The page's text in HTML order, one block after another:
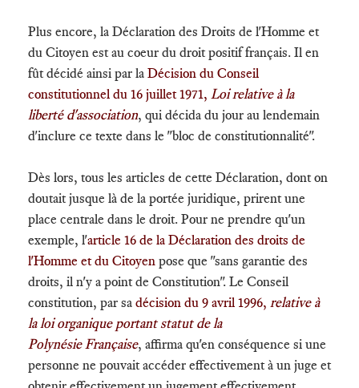
Plus encore, la Déclaration des Droits de l'Homme et
du Citoyen est au coeur du droit positif français. Il en
fût décidé ainsi par la Décision du Conseil
constitutionnel du 16 juillet 1971, Loi relative à la
liberté d'association, qui décida du jour au lendemain
d'inclure ce texte dans le "bloc de constitutionnalité".
Dès lors, tous les articles de cette Déclaration, dont on
doutait jusque là de la portée juridique, prirent une
place centrale dans le droit. Pour ne prendre qu'un
exemple, l'article 16 de la Déclaration des droits de
l'Homme et du Citoyen pose que "sans garantie des
droits, il n'y a point de Constitution". Le Conseil
constitution, par sa décision du 9 avril 1996, relative à
la loi organique portant statut de la
Polynésie Française, affirma qu'en conséquence si une
personne ne pouvait accéder effectivement à un juge et